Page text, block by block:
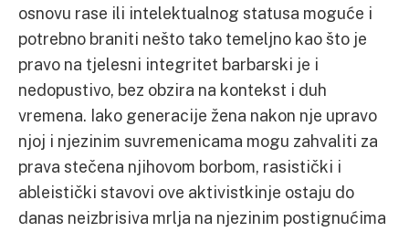
osnovu rase ili intelektualnog statusa moguće i
potrebno braniti nešto tako temeljno kao što je
pravo na tjelesni integritet barbarski je i
nedopustivo, bez obzira na kontekst i duh
vremena. Iako generacije žena nakon nje upravo
njoj i njezinim suvremenicama mogu zahvaliti za
prava stečena njihovom borbom, rasistički i
ableistički stavovi ove aktivistkinje ostaju do
danas neizbrisiva mrlja na njezinim postignućima